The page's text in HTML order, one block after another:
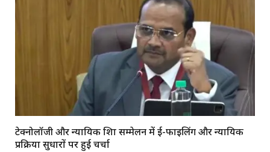
टेक्नोलॉजी और न्यायिक शिक्षा सम्मेलन में ई-फाइलिंग और न्यायिक
प्रक्रिया सुधारों पर हुई चर्चा